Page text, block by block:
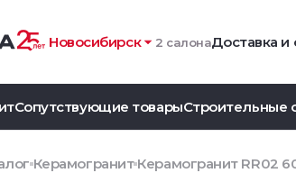
Новосибирск 2 салонаДоставка и
Сопутствующие товарыСтроительные
Керамогранит Керамогранит RR02